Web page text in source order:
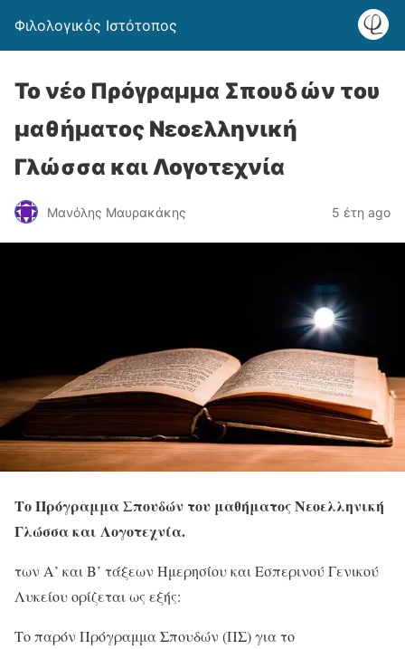
Φιλολογικός Ιστότοπος
Το νέο Πρόγραμμα Σπουδών του
μαθήματος Νεοελληνική
Γλώσσα και Λογοτεχνία
Μανόλης Μαυρακάκης 5 έτη ago
Το Πρόγραμμα Σπουδών του μαθήματοςΝεοελληνική
Γλώσσα και Λογοτεχνία.
των Α’ και Β’ τάξεων Ημερησίου και Εσπερινού Γενικού
Λυκείου ορίζεται ως εξής:
Το παρόν Πρόγραμμα Σπουδών (ΠΣ) για το